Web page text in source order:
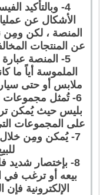
4- وبالتأكيد
الأشكال عن
المنصة ، لكن ومِن
عن المنتجات
5- المنصة
الملموسة أياً ما
ملابس أو حتى
6- تُمثل مجموعات
بليس حيث يُمكن
على المجموعات
7- يُمكن ومِن
8- بإختصار شديد
بيعه أو ترغب في
الإلكترونية